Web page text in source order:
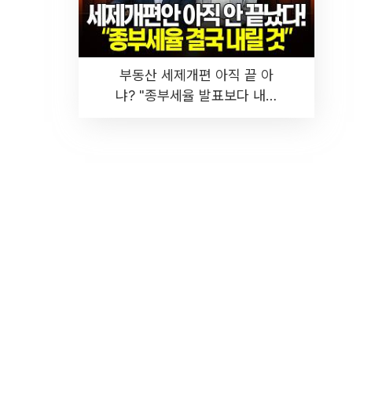
부동산 세제개편 아직 끝 아
냐? "종부세율 발표보다 내릴